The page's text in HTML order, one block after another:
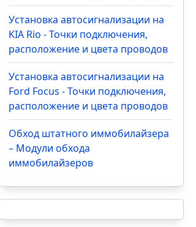
Установка автосигнализации на
KIA Rio - Точки подключения,
расположение и цвета проводов
Установка автосигнализации на
Ford Focus - Точки подключения,
расположение и цвета проводов
Обход штатного иммобилайзера
– Модули обхода
иммобилайзеров